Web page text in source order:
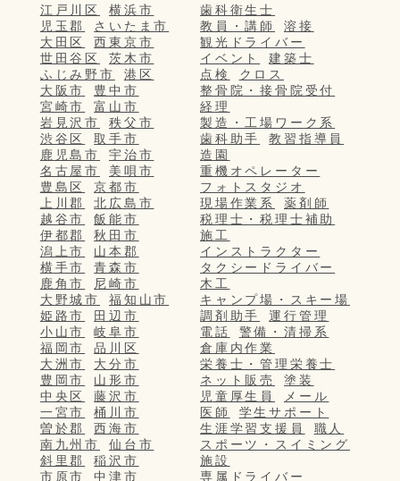
江戸川区
横浜市
児玉郡
さいたま市
大田区
西東京市
世田谷区
茨木市
ふじみ野市
港区
大阪市
豊中市
宮崎市
富山市
岩見沢市
秩父市
渋谷区
取手市
鹿児島市
宇治市
名古屋市
美唄市
豊島区
京都市
上川郡
北広島市
越谷市
飯能市
伊都郡
秋田市
潟上市
山本郡
横手市
青森市
鹿角市
尼崎市
大野城市
福知山市
姫路市
田辺市
小山市
岐阜市
福岡市
品川区
大洲市
大分市
豊岡市
山形市
中央区
藤沢市
一宮市
桶川市
曽於郡
西海市
南九州市
仙台市
斜里郡
稲沢市
市原市
中津市
歯科衛生士
教員・講師
溶接
観光ドライバー
イベント
建築士
点検
クロス
整骨院・接骨院受付
経理
製造・工場ワーク系
歯科助手
教習指導員
造園
重機オペレーター
フォトスタジオ
現場作業系
薬剤師
税理士・税理士補助
施工
インストラクター
タクシードライバー
木工
キャンプ場・スキー場
調剤助手
運行管理
電話
警備・清掃系
倉庫内作業
栄養士・管理栄養士
ネット販売
塗装
児童厚生員
メール
医師
学生サポート
生涯学習支援員
職人
スポーツ・スイミング
施設
専属ドライバー